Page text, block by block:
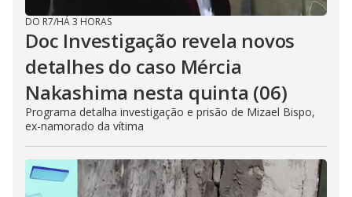
DO R7/HÁ 3 HORAS
Doc Investigação revela novos
detalhes do caso Mércia
Nakashima nesta quinta (06)
Programa detalha investigação e prisão de Mizael Bispo,
ex-namorado da vítima